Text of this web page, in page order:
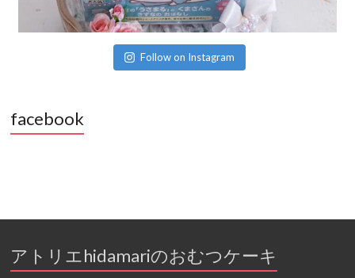
Follow on Instagram
facebook
アトリエhidamariのおむつケーキ